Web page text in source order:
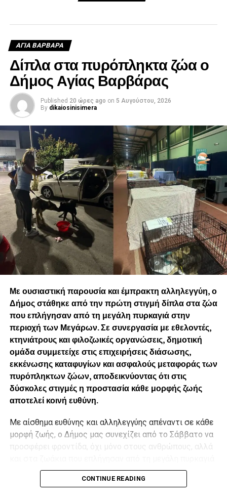
ΑΓΙΑ ΒΑΡΒΑΡΑ
Δίπλα στα πυρόπληκτα ζώα ο
Δήμος Αγίας Βαρβάρας
Published 20 ώρες ago on 5 Αυγούστου, 2026
By dikaiosinisimera
Με ουσιαστική παρουσία και έμπρακτη αλληλεγγύη, ο
Δήμος στάθηκε από την πρώτη στιγμή δίπλα στα ζώα
που επλήγησαν από τη μεγάλη πυρκαγιά στην
περιοχή των Μεγάρων. Σε συνεργασία με εθελοντές,
κτηνιάτρους και φιλοζωικές οργανώσεις, δημοτική
ομάδα συμμετείχε στις επιχειρήσεις διάσωσης,
εκκένωσης καταφυγίων και ασφαλούς μεταφοράς των
πυρόπληκτων ζώων, αποδεικνύοντας ότι στις
δύσκολες στιγμές η προστασία κάθε μορφής ζωής
αποτελεί κοινή ευθύνη.
Με αίσθημα ευθύνης και αλληλεγγύης απέναντι σε κάθε
μορφή ζωής, ο Δήμος μας συνεχίζει από το Σάββατο να
προσφέρει φροντίδα, όχι μόνο στους ανθρώπους, αλλά
στην περιοχή των Μεγάρων Αττικής, σε συνεργασία με
τους εθελοντές, τους κτηνιάτρους και τις φιλοζωικές
CONTINUE READING